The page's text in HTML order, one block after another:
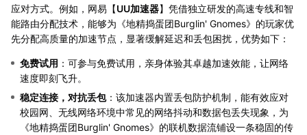
应对方式。例如，网易【UU加速器】凭借独立研发的高速专线和智
能路由分配技术，能够为《地精捣蛋团Burglin' Gnomes》的玩家优
先分配高质量的加速节点，显著缓解延迟和丢包困扰，优势如下：
免费试用 ：可参与免费试用，亲身体验其卓越加速效能，让网络
速度即刻飞升。
稳定连接，对抗丢包：该加速器内置丢包防护机制，能有效应对
校园网、无线网络环境中常见的网络抖动和数据包丢失现象，为
《地精捣蛋团Burglin' Gnomes》的联机数据流铺设一条稳固的传